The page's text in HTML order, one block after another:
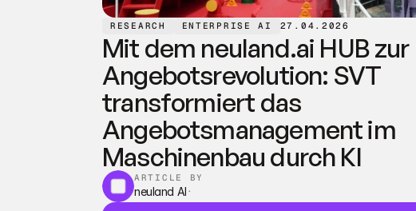
RESEARCH ENTERPRISE AI 27.04.2026
Mit dem neuland.ai HUB zur
Angebotsrevolution: SVT
transformiert das
Angebotsmanagement im
Maschinenbau durch KI
ARTICLE BY
neuland AI ·